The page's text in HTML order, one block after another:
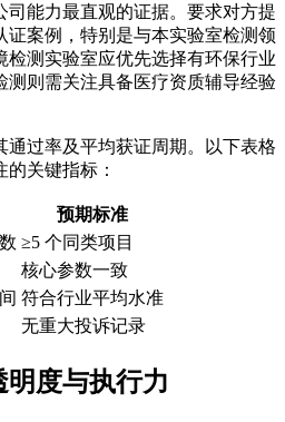
司能力最直观的证据。要求对方提
证案例，特别是与本实验室检测领
检测实验室应优先选择有环保行业
测则需关注具备医疗资质辅导经验
通过率及平均获证周期。以下表格
关键指标：
预期标准
≥5 个同类项目
核心参数一致
符合行业平均水准
无重大投诉记录
度与执行力